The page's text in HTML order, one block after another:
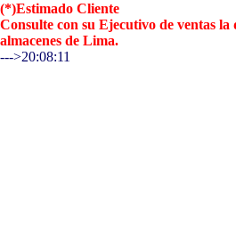
(*)Estimado Cliente
Consulte con su Ejecutivo de ventas
almacenes de Lima.
--->20:08:11